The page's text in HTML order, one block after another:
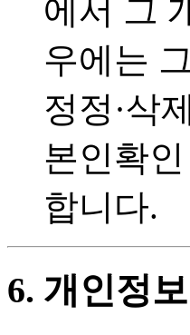
에서 그
우에는
정정·삭
본인확
합니다.
6. 개인정